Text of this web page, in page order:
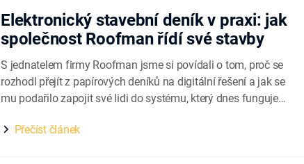
Elektronický stavební deník v praxi: jak
společnost Roofman řídí své stavby
S jednatelem firmy Roofman jsme si povídali o tom, proč se
rozhodl přejít z papírových deníků na digitální řešení a jak se
mu podařilo zapojit své lidi do systému, který dnes funguje
patří mezi zkušené hráče v oboru – ročně zvládne postavit...
Přečíst článek